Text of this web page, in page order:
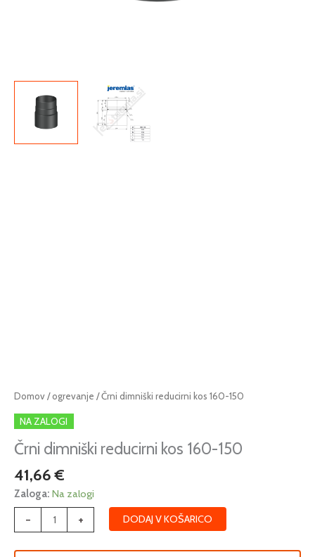
Domov/ogrevanje / Črni dimniški reducirni kos 160-150
NA ZALOGI
Črni dimniški reducirni kos 160-150
41,66€
Zaloga: Na zalogi
-
Črni
dimniški
reducirni
kos
150
količina
+ DODAJ V KOŠARICO